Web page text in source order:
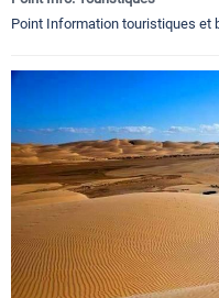
Point Information touristiques et